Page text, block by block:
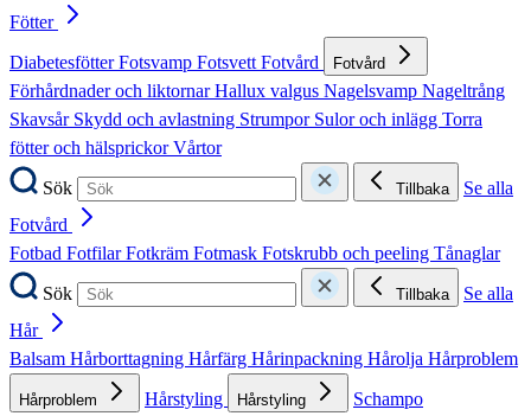
Fötter
DiabetesfötterFotsvamp FotsvettFotvård Fotvård
Förhårdnader och liktornarHallux valgus Nagelsvamp Nageltrång
Skavsår Skydd och avlastning Strumpor Sulor och inlägg Torra
fötter och hälsprickorVårtor
Sök
Tillbaka
Se alla
Fotvård
Fotbad FotfilarFotkräm Fotmask Fotskrubb och peeling Tånaglar
Sök
Tillbaka
Se alla
Hår
Balsam Hårborttagning Hårfärg Hårinpackning Hårolja Hårproblem
Hårproblem Hårstyling Hårstyling
Schampo